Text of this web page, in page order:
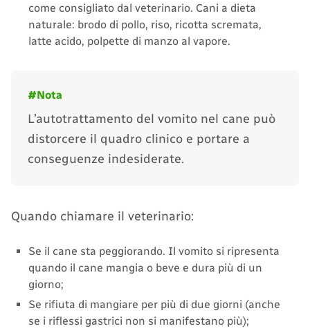
come consigliato dal veterinario. Cani a dieta
naturale: brodo di pollo, riso, ricotta scremata,
latte acido, polpette di manzo al vapore.
L’autotrattamento del vomito nel cane può
distorcere il quadro clinico e portare a
conseguenze indesiderate.
Quando chiamare il veterinario:
Se il cane sta peggiorando. Il vomito si ripresenta
quando il cane mangia o beve e dura più di un
giorno;
Se rifiuta di mangiare per più di due giorni (anche
se i riflessi gastrici non si manifestano più);